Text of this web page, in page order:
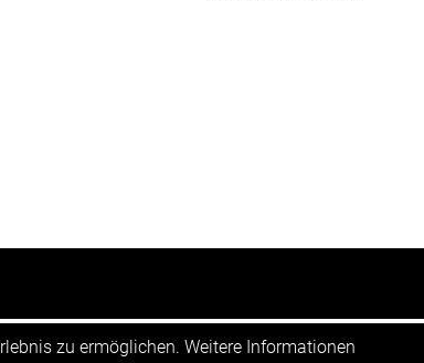
zu ermöglichen. Weitere Informationen